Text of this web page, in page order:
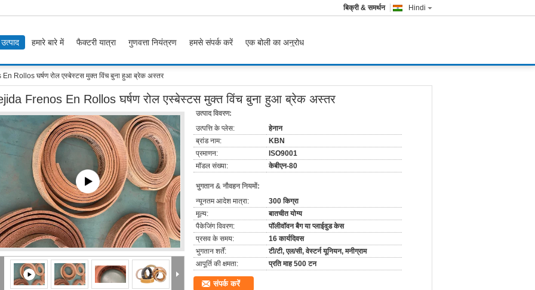
Hindi
बिक्री & समर्थन
उत्पाद हमारे बारे में फैक्टरी यात्रा गुणवत्ता नियंत्रण हमसे संपर्क करें एक बोली का अनुरोध
Rollos घर्षण रोल एस्बेस्टस मुक्त विंच बुना हुआ ब्रेक अस्तर
Frenos En Rollos घर्षण रोल एस्बेस्टस मुक्त विंच बुना हुआ ब्रेक अस्तर
उत्पाद विवरण:
उत्पत्ति के प्लेस:
हेनान
ब्रांड नाम:
KBN
प्रमाणन:
ISO9001
मॉडल संख्या:
केबीएन-80
भुगतान & नौवहन नियमों:
न्यूनतम आदेश मात्रा:
300 किग्रा
मूल्य:
बातचीत योग्य
पैकेजिंग विवरण:
पॉलीवॉवन बैग या प्लाईवुड केस
प्रसव के समय:
16 कार्यदिवस
भुगतान शर्तें:
टी/टी, एल/सी, वेस्टर्न यूनियन, मनीग्राम
आपूर्ति की क्षमता:
प्रति माह 500 टन
संपर्क करें